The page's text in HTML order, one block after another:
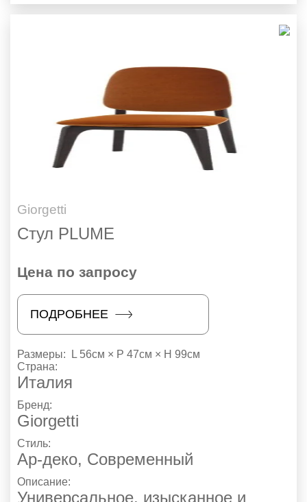
Giorgetti
Стул PLUME
Цена по запросу
ПОДРОБНЕЕ
Размеры:
L 56см × P 47см × H 99см
Страна:
Италия
Бренд:
Giorgetti
Стиль:
Ар-деко, Современный
Описание:
Универсальное, изысканное и